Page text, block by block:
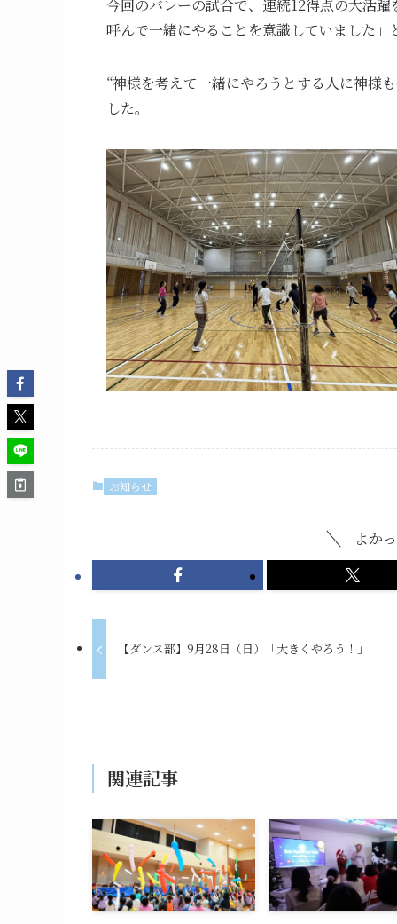
今回のバレーの試合で、連続12得点の大活
呼んで一緒にやることを意識していました」
“神様を考えて一緒にやろうとする人に神様
した。
お知らせ
よか
【ダンス部】9月28日（日）「大きくやろう！」
関連記事